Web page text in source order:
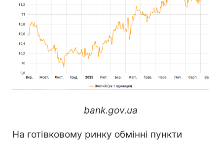
bank.gov.ua
На готівковому ринку обмінні пункти